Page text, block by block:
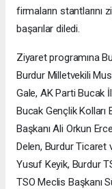
firmaların stantlarını
başarılar diledi.
Ziyaret programına
Burdur Milletvekili
Gale, AK Parti Bucak
Bucak Gençlik Kolları
Başkanı Ali Orkun
Delen, Burdur Ticaret
Yusuf Keyik, Burdur
TSO Meclis Başkanı